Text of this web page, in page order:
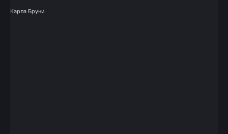
Карла Бруни